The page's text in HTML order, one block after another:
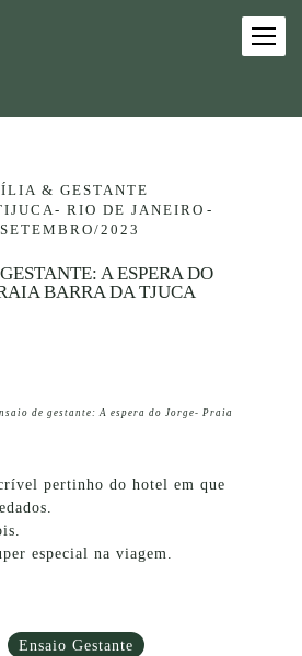
& GESTANTE
RIO DE JANEIRO
2023
A ESPERA DO
BARRA DA TJUCA
de gestante: A espera do Jorge- Praia
pertinho do hotel em que
especial na viagem.
Ensaio Gestante